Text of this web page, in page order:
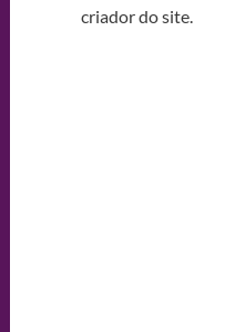
criador do site.